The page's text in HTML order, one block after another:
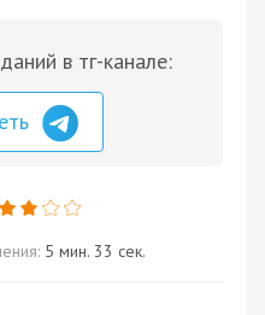
в тг-канале:
5 мин. 33 сек.